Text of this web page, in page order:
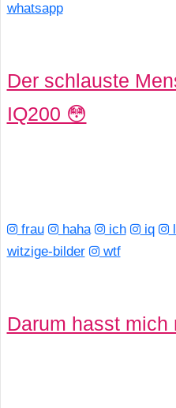
whatsapp
Der schlauste
IQ200 😳
frau haha ich iq
witzige-bilder
wtf
Darum hasst mich